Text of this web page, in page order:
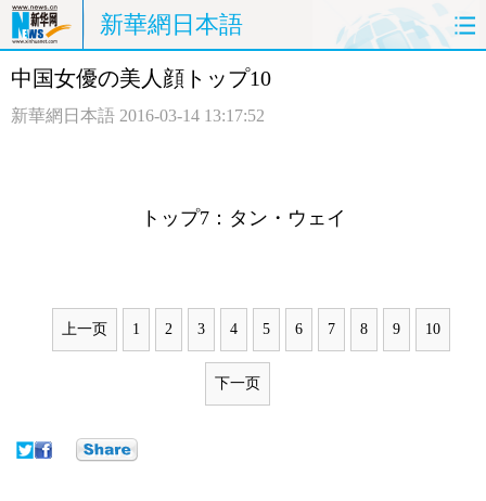
新華網日本語
ホームページ 政治
中国女優の美人顔トップ10
新華網日本語 2016-03-14 13:17:52
トップ7：タン・ウェイ
上一页 1 2 3 4 5 6 7 8 9 10
下一页